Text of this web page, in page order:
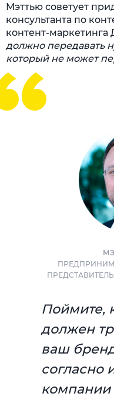
Мэттью советует
консультанта по
контент-
должно передавать
который не может
ПРЕДСТАВИТЕЛЬ
Поймите,
должен
ваш
согласно
компании